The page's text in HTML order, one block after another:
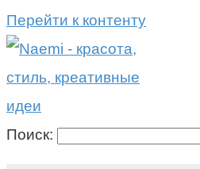
Перейти к контенту
Поиск: